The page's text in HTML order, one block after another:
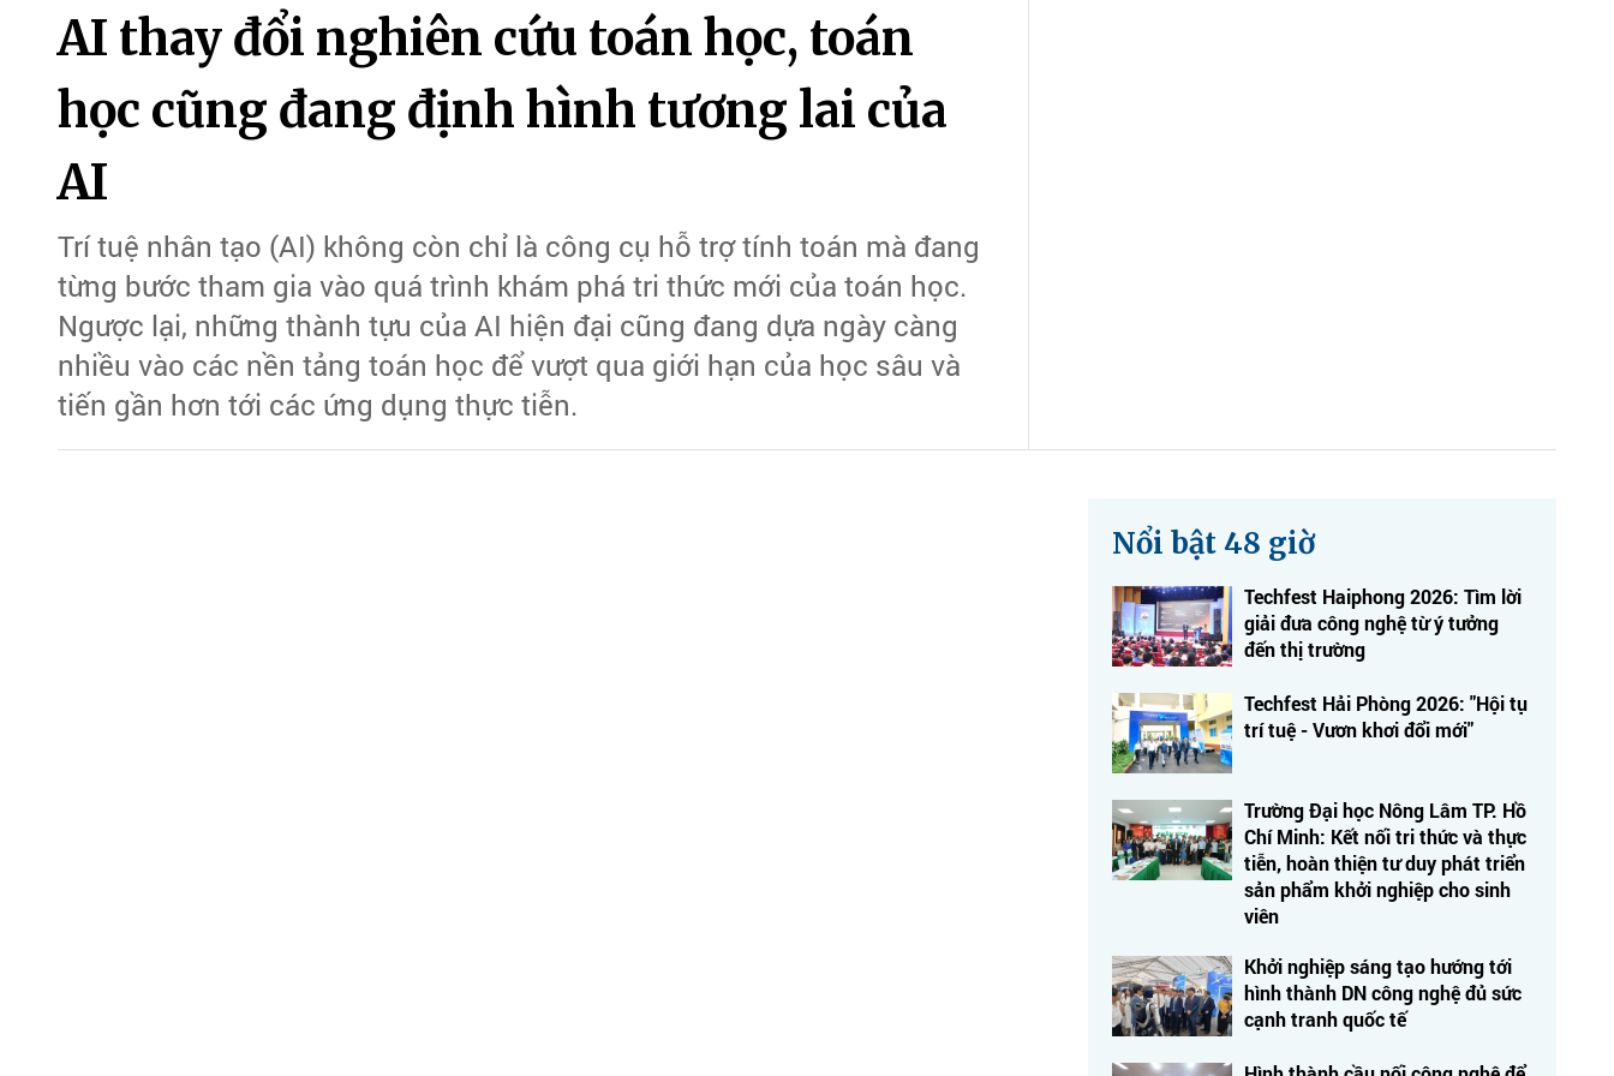
AI thay đổi nghiên cứu toán học, toán
học cũng đang định hình tương lai của
AI
Trí tuệ nhân tạo (AI) không còn chỉ là công cụ hỗ trợ tính toán mà đang
từng bước tham gia vào quá trình khám phá tri thức mới của toán học.
Ngược lại, những thành tựu của AI hiện đại cũng đang dựa ngày càng
nhiều vào các nền tảng toán học để vượt qua giới hạn của học sâu và
tiến gần hơn tới các ứng dụng thực tiễn.
Nổi bật 48 giờ
Techfest Haiphong 2026: Tìm lời
giải đưa công nghệ từ ý tưởng
đến thị trường
Techfest Hải Phòng 2026: "Hội tụ
trí tuệ - Vươn khơi đổi mới"
Trường Đại học Nông Lâm TP. Hồ
Chí Minh: Kết nối tri thức và thực
tiễn, hoàn thiện tư duy phát triển
sản phẩm khởi nghiệp cho sinh
viên
Khởi nghiệp sáng tạo hướng tới
hình thành DN công nghệ đủ sức
cạnh tranh quốc tế